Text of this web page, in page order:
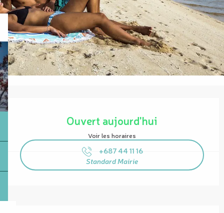
Ouverture et coordonnées
Ouvert aujourd'hui
Voir les horaires
+687 44 11 16
Standard Mairie